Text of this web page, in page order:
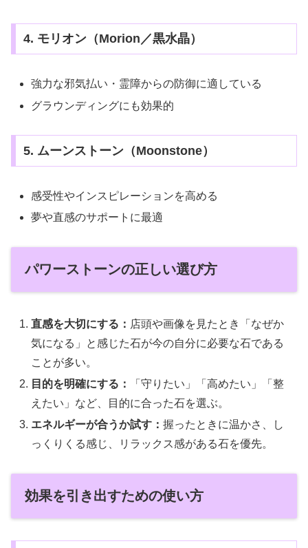
4. モリオン（Morion／黒水晶）
強力な邪気払い・霊障からの防御に適している
グラウンディングにも効果的
5. ムーンストーン（Moonstone）
感受性やインスピレーションを高める
夢や直感のサポートに最適
パワーストーンの正しい選び方
直感を大切にする： 店頭や画像を見たとき「なぜか
気になる」と感じた石が今の自分に必要な石である
ことが多い。
目的を明確にする：
「守りたい」「高めたい」「整
えたい」など、目的に合った石を選ぶ。
エネルギーが合うか試す：握ったときに温かさ、し
っくりくる感じ、リラックス感がある石を優先。
効果を引き出すための使い方